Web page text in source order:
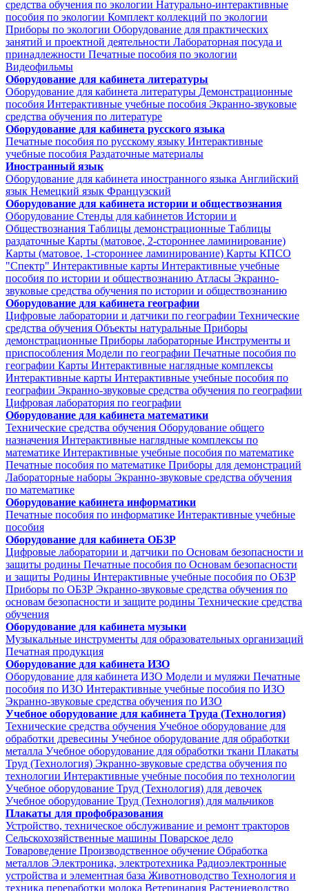
средства обучения по экологии Натурально-интерактивные
пособия по экологии Комплект коллекций по экологии
Приборы по экологии Оборудование для практических
занятий и проектной деятельности Лабораторная посуда и
принадлежности Печатные пособия по экологии
Видеофильмы
Оборудование для кабинета литературы
Оборудование для кабинета литературы Демонстрационные
пособия Интерактивные учебные пособия Экранно-звуковые
средства обучения по литературе
Оборудование для кабинета русского языка
Печатные пособия по русскому языку Интерактивные
учебные пособия Раздаточные материалы
Иностранный язык
Оборудование для кабинета иностранного языка Английский
язык Немецкий язык Французский
Оборудование для кабинета истории и обществознания
Оборудование Стенды для кабинетов Истории и
Обществознания Таблицы демонстрационные Таблицы
раздаточные Карты (матовое, 2-стороннее ламинирование)
Карты (матовое, 1-стороннее ламинирование) Карты КПСО
"Спектр" Интерактивные карты Интерактивные учебные
пособия по истории и обществознанию Атласы Экранно-
звуковые средства обучения по истории и обществознанию
Оборудование для кабинета географии
Цифровые лаборатории и датчики по географии Технические
средства обучения Объекты натуральные Приборы
демонстрационные Приборы лабораторные Инструменты и
приспособления Модели по географии Печатные пособия по
географии Карты Интерактивные наглядные комплексы
Интерактивные карты Интерактивные учебные пособия по
географии Экранно-звуковые средства обучения по географии
Цифровая лаборатория по географии
Оборудование для кабинета математики
Технические средства обучения Оборудование общего
назначения Интерактивные наглядные комплексы по
математике Интерактивные учебные пособия по математике
Печатные пособия по математике Приборы для демонстраций
Лабораторные наборы Экранно-звуковые средства обучения
по математике
Оборудование кабинета информатики
Печатные пособия по информатике Интерактивные учебные
пособия
Оборудование для кабинета ОБЗР
Цифровые лаборатории и датчики по Основам безопасности и
защиты родины Печатные пособия по Основам безопасности
и защиты Родины Интерактивные учебные пособия по ОБЗР
Приборы по ОБЗР Экранно-звуковые средства обучения по
основам безопасности и защите родины Технические средства
обучения
Оборудование для кабинета музыки
Музыкальные инструменты для образовательных организаций
Печатная продукция
Оборудование для кабинета ИЗО
Оборудование для кабинета ИЗО Модели и муляжи Печатные
пособия по ИЗО Интерактивные учебные пособия по ИЗО
Экранно-звуковые средства обучения по ИЗО
Учебное оборудование для кабинета Труда (Технология)
Технические средства обучения Учебное оборудование для
обработки древесины Учебное оборудование для обработки
металла Учебное оборудование для обработки ткани Плакаты
Труд (Технология) Экранно-звуковые средства обучения по
технологии Интерактивные учебные пособия по технологии
Учебное оборудование Труд (Технология) для девочек
Учебное оборудование Труд (Технология) для мальчиков
Плакаты для профобразования
Устройство, техническое обслуживание и ремонт тракторов
Сельскохозяйственные машины Поварское дело
Товароведение Производственное обучение Обработка
металлов Электроника, электротехника Радиоэлектронные
устройства и элементная база Животноводство Технология и
техника переработки молока Ветеринария Растениеводство